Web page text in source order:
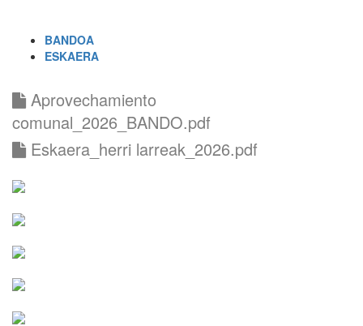
BANDOA
ESKAERA
Aprovechamiento
comunal_2026_BANDO.pdf
Eskaera_herri larreak_2026.pdf